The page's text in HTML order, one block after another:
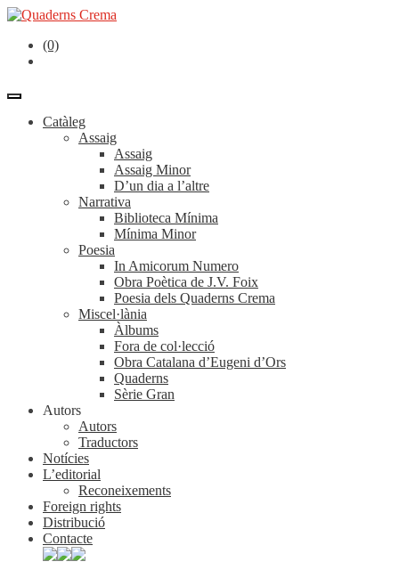
(0)
Catàleg
Assaig
Assaig
Assaig Minor
D’un dia a l’altre
Narrativa
Biblioteca Mínima
Mínima Minor
Poesia
In Amicorum Numero
Obra Poètica de J.V. Foix
Poesia dels Quaderns Crema
Miscel·lània
Àlbums
Fora de col·lecció
Obra Catalana d’Eugeni d’Ors
Quaderns
Sèrie Gran
Autors
Autors
Traductors
Notícies
L’editorial
Reconeixements
Foreign rights
Distribució
Contacte